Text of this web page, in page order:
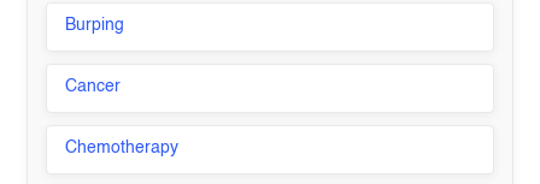
Burping
Cancer
Chemotherapy